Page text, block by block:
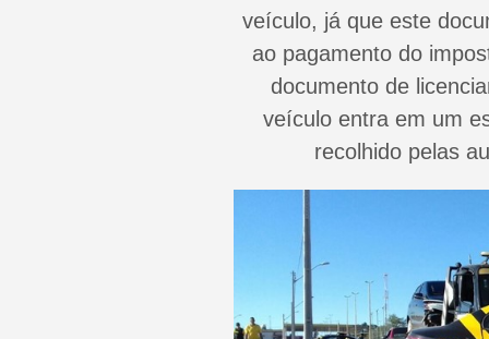
veículo, já que este
ao pagamento do
documento de
veículo entra em um
recolhido pelas